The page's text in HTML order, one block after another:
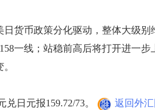
币政策分化驱动，整体大级别
一线；站稳前高后将打开进一
日元报159.72/73。 返回外